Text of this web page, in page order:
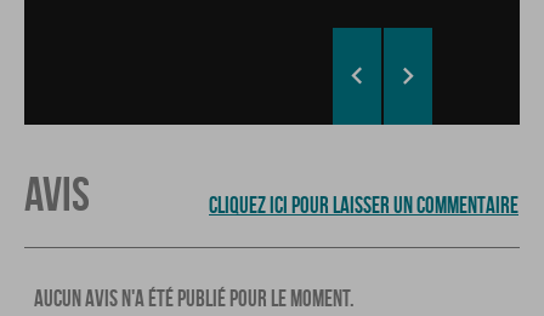
 
AVIS CLIQUEZ ICI POUR LAISSER UN COMMENTAIRE
AUCUN AVIS N'A ÉTÉ PUBLIÉ POUR LE MOMENT.